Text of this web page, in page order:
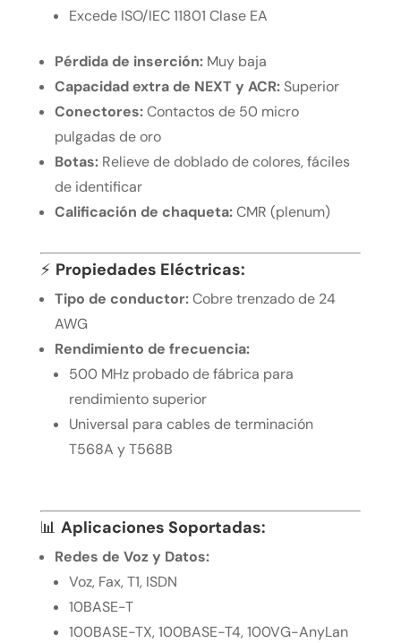
Excede ISO/IEC 11801 Clase EA
Pérdida de inserción:Muy baja
Capacidad extra de NEXT y ACR:Superior
Conectores:Contactos de 50 micro
pulgadas de oro
Botas:Relieve de doblado de colores, fáciles
de identificar
Calificación de chaqueta:CMR (plenum)
⚡ Propiedades Eléctricas:
Tipo de conductor:Cobre trenzado de 24
AWG
Rendimiento de frecuencia:
500 MHz probado de fábrica para
rendimiento superior
Universal para cables de terminación
T568A y T568B
📊 Aplicaciones Soportadas:
Redes de Voz y Datos:
Voz, Fax, T1, ISDN
10BASE-T
100BASE-TX, 100BASE-T4, 100VG-AnyLan